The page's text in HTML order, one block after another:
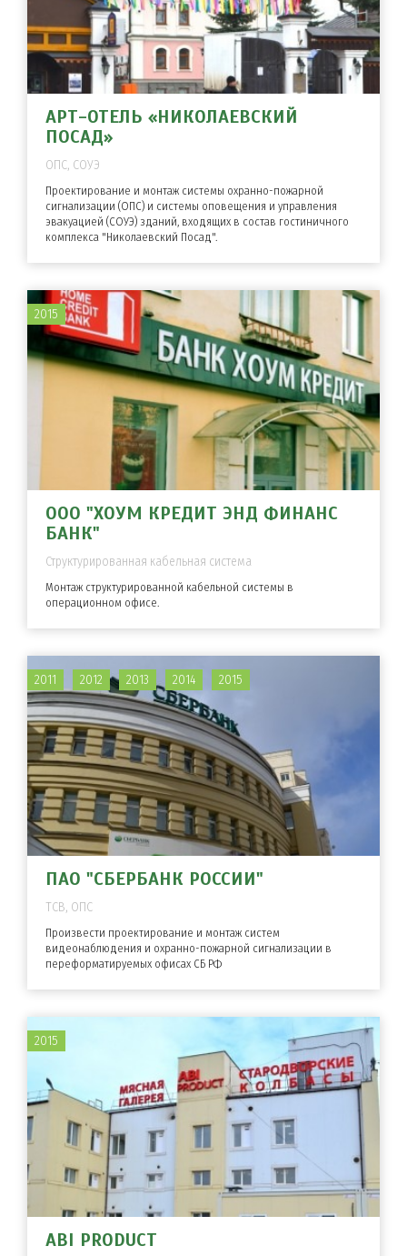
АРТ-ОТЕЛЬ «НИКОЛАЕВСКИЙ
ПОСАД»
ОПС, СОУЭ
Проектирование и монтаж системы охранно-пожарной
сигнализации (ОПС) и системы оповещения и управления
эвакуацией (СОУЭ) зданий, входящих в состав гостиничного
комплекса "Николаевский Посад".
ООО "ХОУМ КРЕДИТ ЭНД ФИНАНС
БАНК"
Структурированная кабельная система
Монтаж структурированной кабельной системы в
операционном офисе.
2015
ПАО "СБЕРБАНК РОССИИ"
ТСВ, ОПС
Произвести проектирование и монтаж систем
видеонаблюдения и охранно-пожарной сигнализации в
переформатируемых офисах СБ РФ
2011 2012 2013 2014 2015
ABI PRODUCT
2015